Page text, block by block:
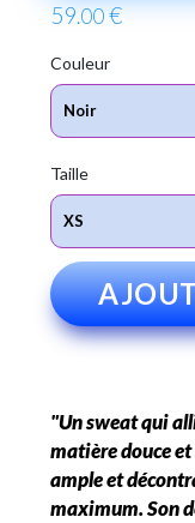
59.00 €
Couleur
Taille
"Un sweat qui
matière douce
ample et
maximum. Son